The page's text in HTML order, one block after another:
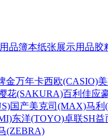
品簿本纸张展示用品胶
金万年卡西欧(CASIO)
花(SAKURA)百利佳应
国产美克司(MAX)马利
东洋(TOYO)卓联SH益
(ZEBRA)